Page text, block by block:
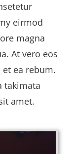
eirmod
magna
At vero eos
ea rebum.
takimata
amet.